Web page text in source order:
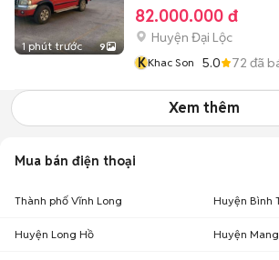
1 phút trước 9
82.000.000 đ
Huyện Đại Lộc
KKhac Son 5.0 72 đã
Xem thêm
Mua bán điện thoại
Thành phố Vĩnh Long Huyện Bình
Huyện Long Hồ Huyện